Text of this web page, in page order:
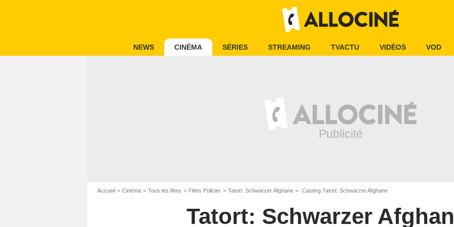
NEWS CINÉMA SÉRIES STREAMING TVACTU VIDÉOS VOD
Accueil Cinéma Tous les films Films Policier Tatort: Schwarzer Afghane Casting Tatort: Schwarzer Afghane
Tatort: Schwarzer